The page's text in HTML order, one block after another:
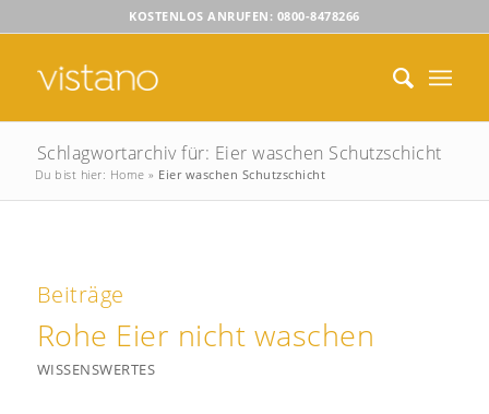
KOSTENLOS ANRUFEN: 0800-8478266
Schlagwortarchiv für: Eier waschen Schutzschicht
Du bist hier: Home » Eier waschen Schutzschicht
Beiträge
Rohe Eier nicht waschen
WISSENSWERTES